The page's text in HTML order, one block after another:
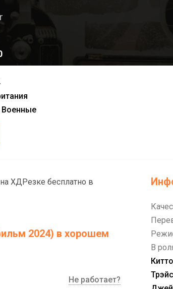
Военные
ХДРезке бесплатно в
2024) в хорошем
Не работает?
В
Китто
Трэйс